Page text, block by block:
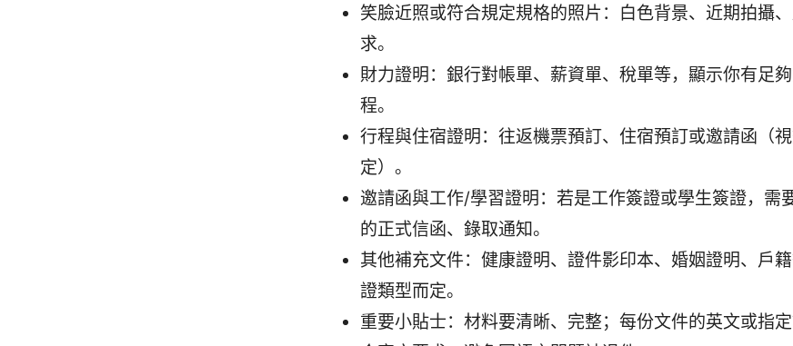
笑臉近照或符合規定規格的照片：白色背景、近期拍攝
求。
財力證明：銀行對帳單、薪資單、稅單等，顯示你有足
程。
行程與住宿證明：往返機票預訂、住宿預訂或邀請函（
定）。
邀請函與工作/學習證明：若是工作簽證或學生簽證，需
的正式信函、錄取通知。
其他補充文件：健康證明、證件影印本、婚姻證明、戶
證類型而定。
重要小貼士：材料要清晰、完整；每份文件的英文或指